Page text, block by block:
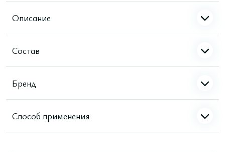
Описание
Состав
Бренд
Способ применения